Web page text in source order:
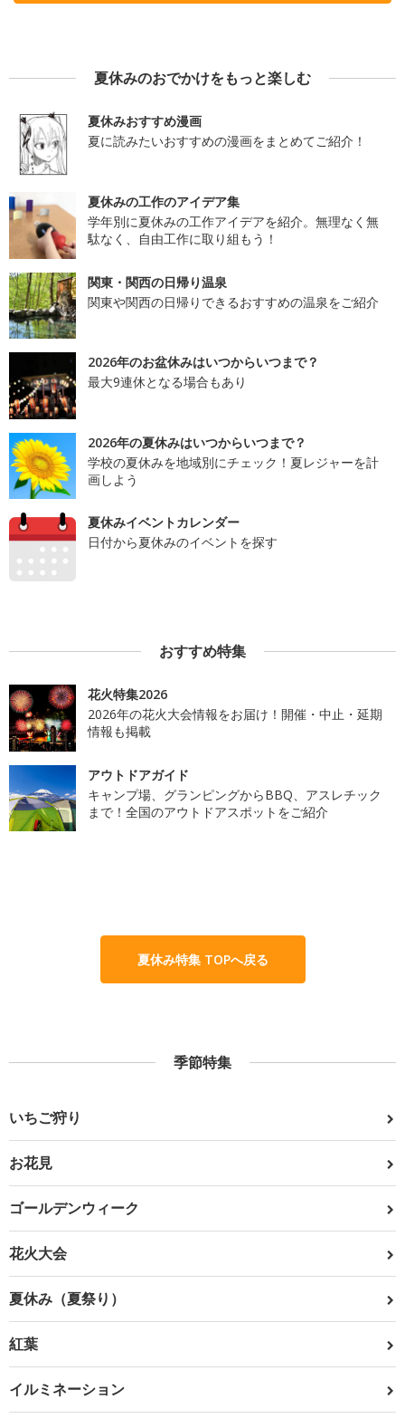
夏休みのおでかけをもっと楽しむ
夏休みおすすめ漫画
夏に読みたいおすすめの漫画をまとめてご紹介！
夏休みの工作のアイデア集
学年別に夏休みの工作アイデアを紹介。無理なく無
駄なく、自由工作に取り組もう！
関東・関西の日帰り温泉
関東や関西の日帰りできるおすすめの温泉をご紹介
2026年のお盆休みはいつからいつまで？
最大9連休となる場合もあり
2026年の夏休みはいつからいつまで？
学校の夏休みを地域別にチェック！夏レジャーを計
画しよう
夏休みイベントカレンダー
日付から夏休みのイベントを探す
おすすめ特集
花火特集2026
2026年の花火大会情報をお届け！開催・中止・延期
情報も掲載
アウトドアガイド
キャンプ場、グランピングからBBQ、アスレチック
まで！全国のアウトドアスポットをご紹介
夏休み特集 TOPへ戻る
季節特集
いちご狩り
お花見
ゴールデンウィーク
花火大会
夏休み（夏祭り）
紅葉
イルミネーション